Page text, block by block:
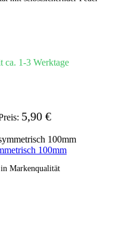
ca. 1-3 Werktage
5,90 €
100mm
Markenqualität